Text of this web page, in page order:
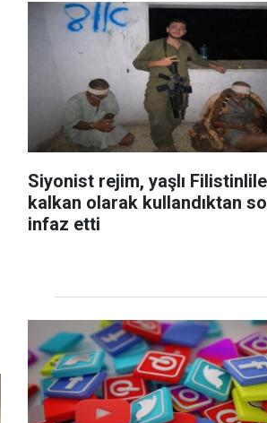
Siyonist rejim, yaşlı
kalkan olarak kullandıktan
infaz etti